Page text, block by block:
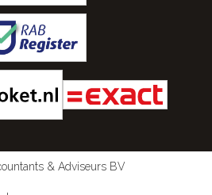
& Adviseurs BV